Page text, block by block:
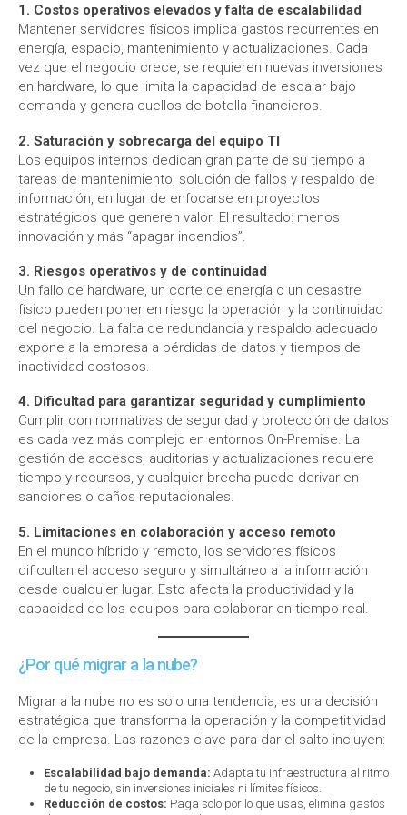
1. Costos operativos elevados y falta de escalabilidad
Mantener servidores físicos implica gastos recurrentes en
energía, espacio, mantenimiento y actualizaciones. Cada
vez que el negocio crece, se requieren nuevas inversiones
en hardware, lo que limita la capacidad de escalar bajo
demanda y genera cuellos de botella financieros.
2. Saturación y sobrecarga del equipo TI
Los equipos internos dedican gran parte de su tiempo a
tareas de mantenimiento, solución de fallos y respaldo de
información, en lugar de enfocarse en proyectos
estratégicos que generen valor. El resultado: menos
innovación y más “apagar incendios”.
3. Riesgos operativos y de continuidad
Un fallo de hardware, un corte de energía o un desastre
físico pueden poner en riesgo la operación y la continuidad
del negocio. La falta de redundancia y respaldo adecuado
expone a la empresa a pérdidas de datos y tiempos de
inactividad costosos.
4. Dificultad para garantizar seguridad y cumplimiento
Cumplir con normativas de seguridad y protección de datos
es cada vez más complejo en entornos On-Premise. La
gestión de accesos, auditorías y actualizaciones requiere
tiempo y recursos, y cualquier brecha puede derivar en
sanciones o daños reputacionales.
5. Limitaciones en colaboración y acceso remoto
En el mundo híbrido y remoto, los servidores físicos
dificultan el acceso seguro y simultáneo a la información
desde cualquier lugar. Esto afecta la productividad y la
capacidad de los equipos para colaborar en tiempo real.
¿Por qué migrar a la nube?
Migrar a la nube no es solo una tendencia, es una decisión
estratégica que transforma la operación y la competitividad
de la empresa. Las razones clave para dar el salto incluyen:
Escalabilidad bajo demanda: Adapta tu infraestructura al ritmo
de tu negocio, sin inversiones iniciales ni límites físicos.
Reducción de costos: Paga solo por lo que usas, elimina gastos